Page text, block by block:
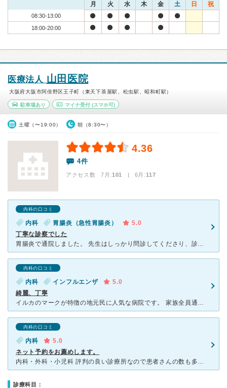
月 火 水 木 金 土 日 祝
08:30-13:00
18:00-20:00
医療法人 山田医院
大阪府大阪市阿倍野区王子町（東天下茶屋駅、松虫駅、昭和町駅）
駐車場あり マイナ受付(スマホ可)
土曜（〜19:00） 朝（8:30〜）
4.36
4件
アクセス数 7月:101 | 6月:117
内科の口コミ
内科 胃腸炎（急性胃腸炎）
5.0
丁寧な診察でした
胃腸炎で通院しました。 先生はしっかり問診してくださり、診察もとても丁寧でした。スタッフの方の処置もスムーズでした。受付の方の対応も良かったです。 小さい子からお年寄りまで幅広い年齢層が待ち合いに
内科の口コミ
内科 インフルエンザ
5.0
綺麗、丁寧
イルカのマークが特徴の地元民に人気な病院です。 家族全員通っておりインフルエンザ予防接種やその他内科検診でお世話になってます。 老若男女の患者さんがおり先生も一人でやっておられるので、少しでも病院
内科の口コミ
内科
5.0
ネット予約をお薦めします。
内科・外科・小児科 評判の良い診療所なので患者さんの数も多く、普通に行くと1時間以上待たなければならない事が多いので、携帯やPCからのネット予約をされると良いと思います。 特に小さな子どもさんをお
診療科目：